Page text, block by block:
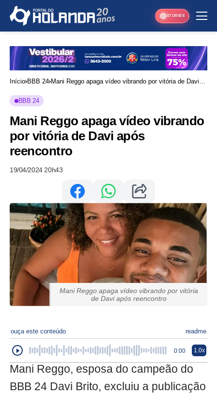
STORIES
Início BBB 24 Mani Reggo apaga vídeo vibrando por vitória de Davi
BBB 24
Mani Reggo apaga vídeo vibrando
por vitória de Davi após
reencontro
19/04/2024 20h43
Mani Reggo apaga vídeo vibrando por vitória
de Davi após reencontro
ouça este conteúdo readme
0:00 1.0x
Mani Reggo, esposa do campeão do
BBB 24 Davi Brito, excluiu a publicação